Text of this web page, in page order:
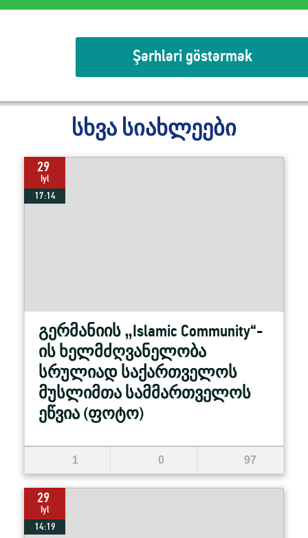
Şərhləri göstərmək
სხვა სიახლეები
29
Iyl
17:14
გერმანიის „Islamic Community“-
ის ხელმძღვანელობა
სრულიად საქართველოს
მუსლიმთა სამმართველოს
ეწვია (ფოტო)
1 0 97
29
Iyl
14:19